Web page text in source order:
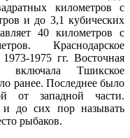
километров с
и до 3,1 кубических
40 километров с
Краснодарское
1975 гг. Восточная
Тшикское
ранее. Последнее было
от западной части.
до сих пор называть
рыбаков.